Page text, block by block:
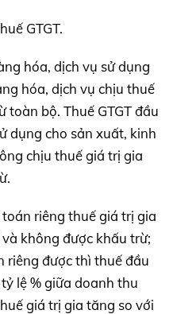
GTGT.
hóa, dịch vụ sử dụng
hóa, dịch vụ chịu thuế
bộ. Thuế GTGT đầu
dụng cho sản xuất, kinh
chịu thuế giá trị gia
riêng thuế giá trị gia
không được khấu trừ;
riêng được thì thuế đầu
lệ % giữa doanh thu
giá trị gia tăng so với